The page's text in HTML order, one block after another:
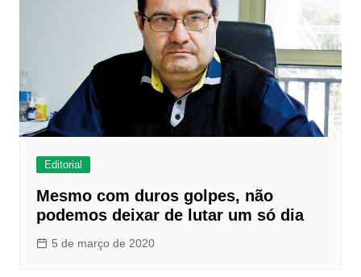
Editorial
Mesmo com duros golpes, não
podemos deixar de lutar um só dia
5 de março de 2020